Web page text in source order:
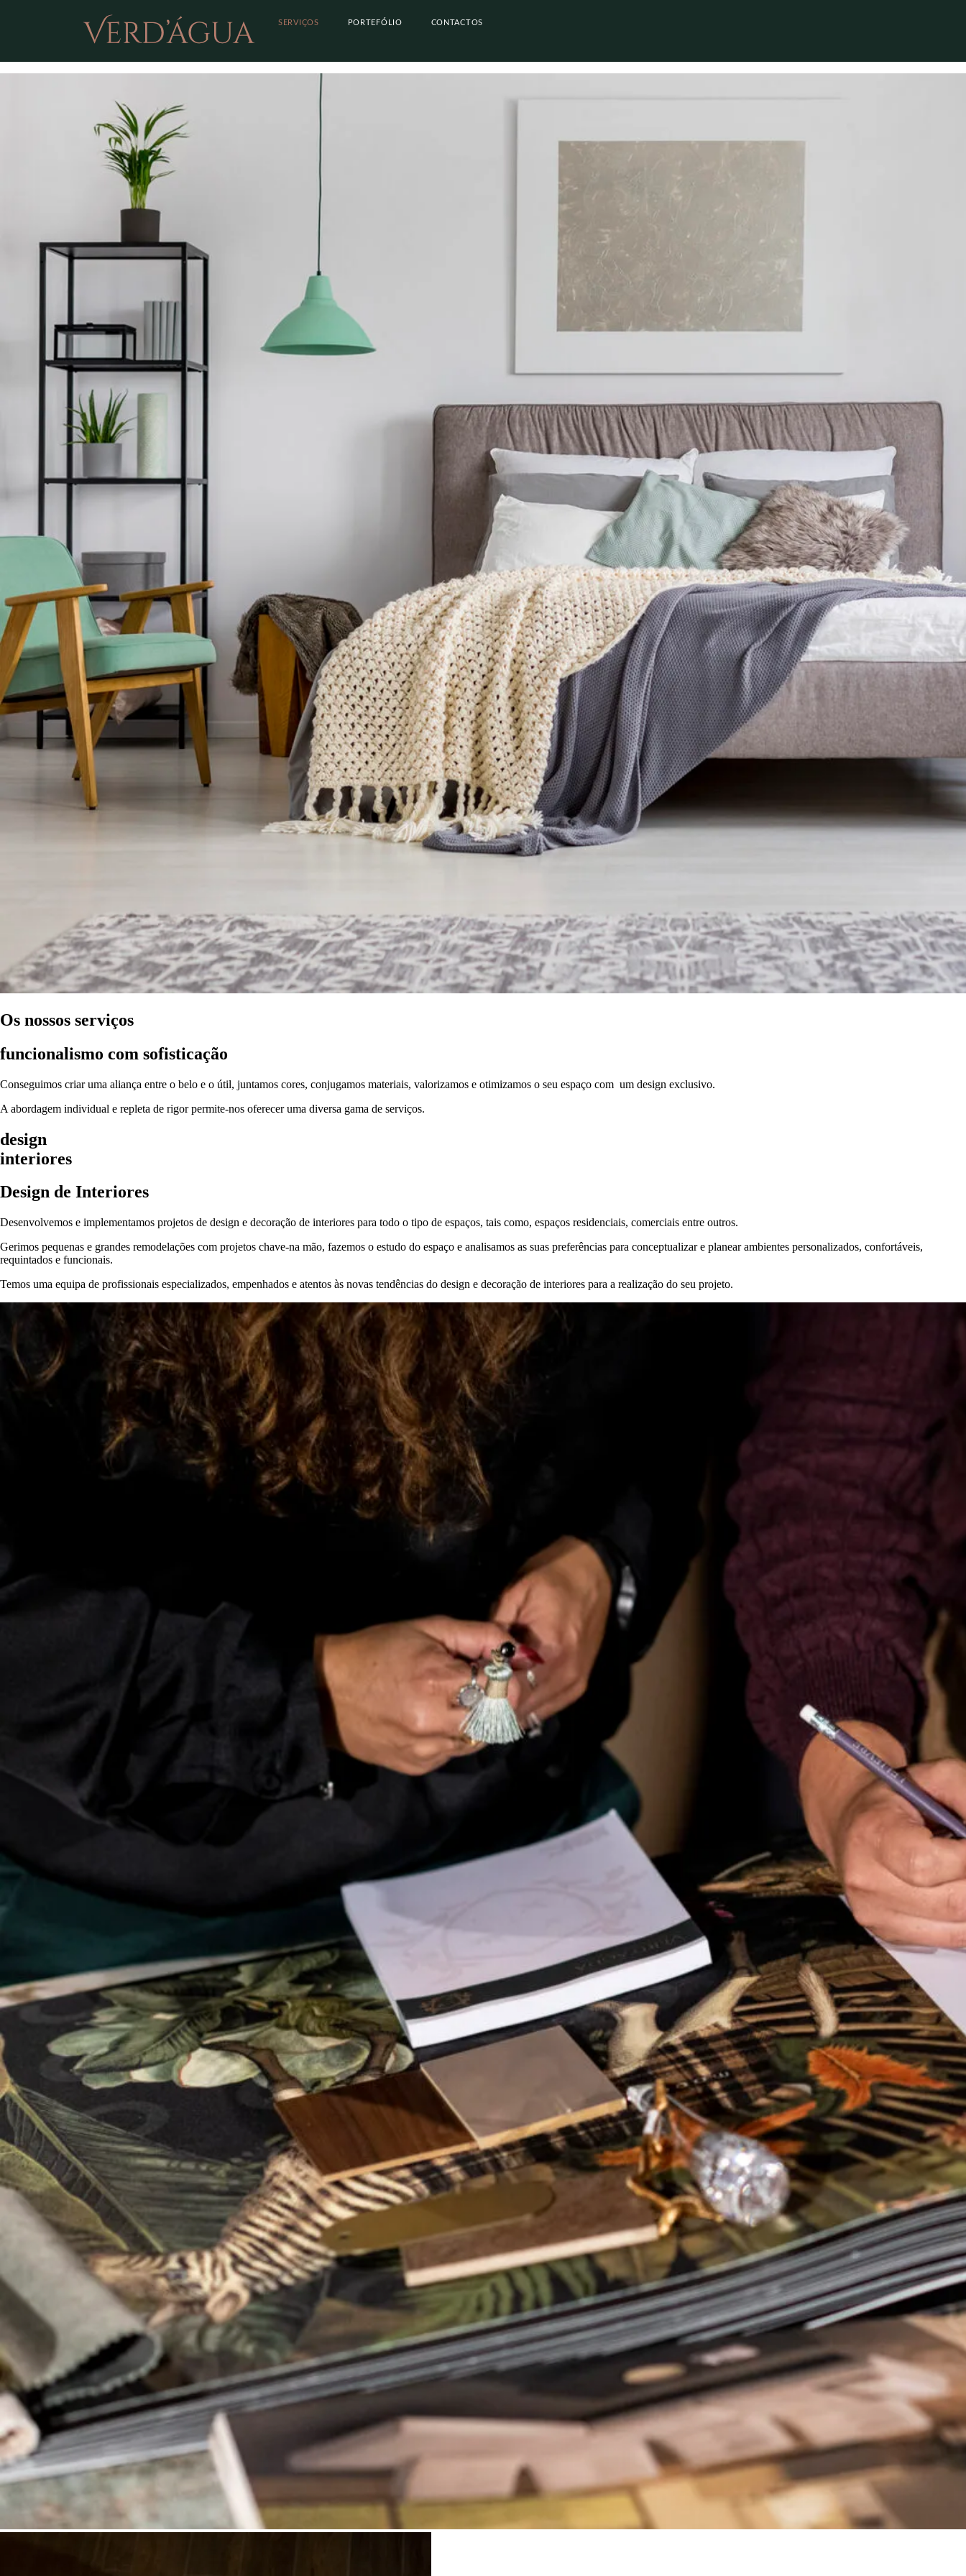
SERVIÇOS PORTEFÓLIO CONTACTOS
Os nossos serviços
funcionalismo com sofisticação
Conseguimos criar uma aliança entre o belo e o útil, juntamos cores, conjugamos materiais, valorizamos e otimizamos o seu espaço com um design exclusivo.
A abordagem individual e repleta de rigor permite-nos oferecer uma diversa gama de serviços.
design
interiores
Design de Interiores
Desenvolvemos e implementamos projetos de design e decoração de interiores para todo o tipo de espaços, tais como, espaços residenciais, comerciais entre outros.
Gerimos pequenas e grandes remodelações com projetos chave-na mão, fazemos o estudo do espaço e analisamos as suas preferências para conceptualizar e planear ambientes personalizados, confortáveis,
requintados e funcionais.
Temos uma equipa de profissionais especializados, empenhados e atentos às novas tendências do design e decoração de interiores para a realização do seu projeto.